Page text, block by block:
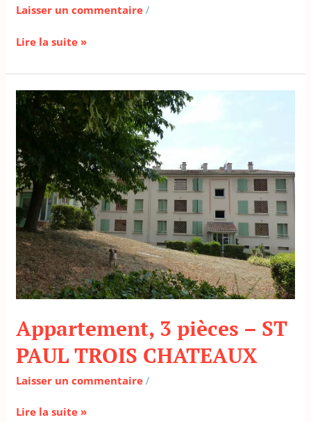
Laisser un commentaire /
Lire la suite »
Appartement, 3 pièces – ST
PAUL TROIS CHATEAUX
Laisser un commentaire /
Appartement,
3
pièces
–
ST
PAUL
TROIS
CHATEAUX
Lire la suite »